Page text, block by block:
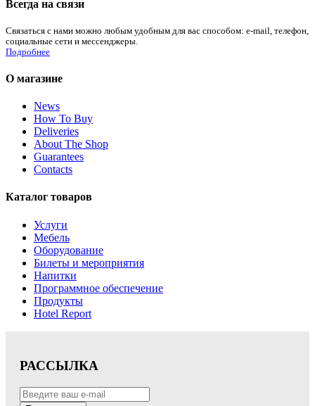
Всегда на связи
Связаться с нами можно любым удобным для вас способом: e-mail, телефон,
социальные сети и мессенджеры.
Подробнее
О магазине
News
How To Buy
Deliveries
About The Shop
Guarantees
Contacts
Каталог товаров
Услуги
Мебель
Оборудование
Билеты и мероприятия
Напитки
Программное обеспечение
Продукты
Hotel Report
РАССЫЛКА